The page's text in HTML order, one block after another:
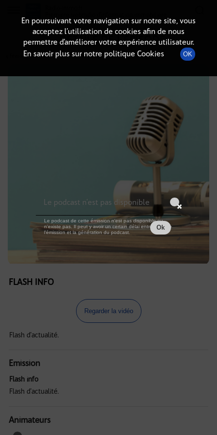
DÉTAILS DE L'ÉPISODE
4 février 2026à 6h59 , durée : Invalid date
FLASH INFO
Regarder la vidéo
Flash d'actualité.
Emission
Flash info
Flash d'actualité.
Animateurs
En poursuivant votre navigation sur notre site, vous
acceptez l’utilisation de cookies afin de nous
permettre d’améliorer votre expérience utilisateur.
En savoir plus sur notre politique Cookies
OK
Le podcast n'est pas disponible
Le podcast de cette émission n'est pas disponible ou
n'existe pas. Il peut y avoir un certain délai entre la fin de
l'émission et la génération du podcast.
Ok